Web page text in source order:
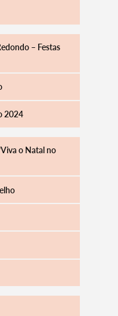
– Festas
2024
o Natal no